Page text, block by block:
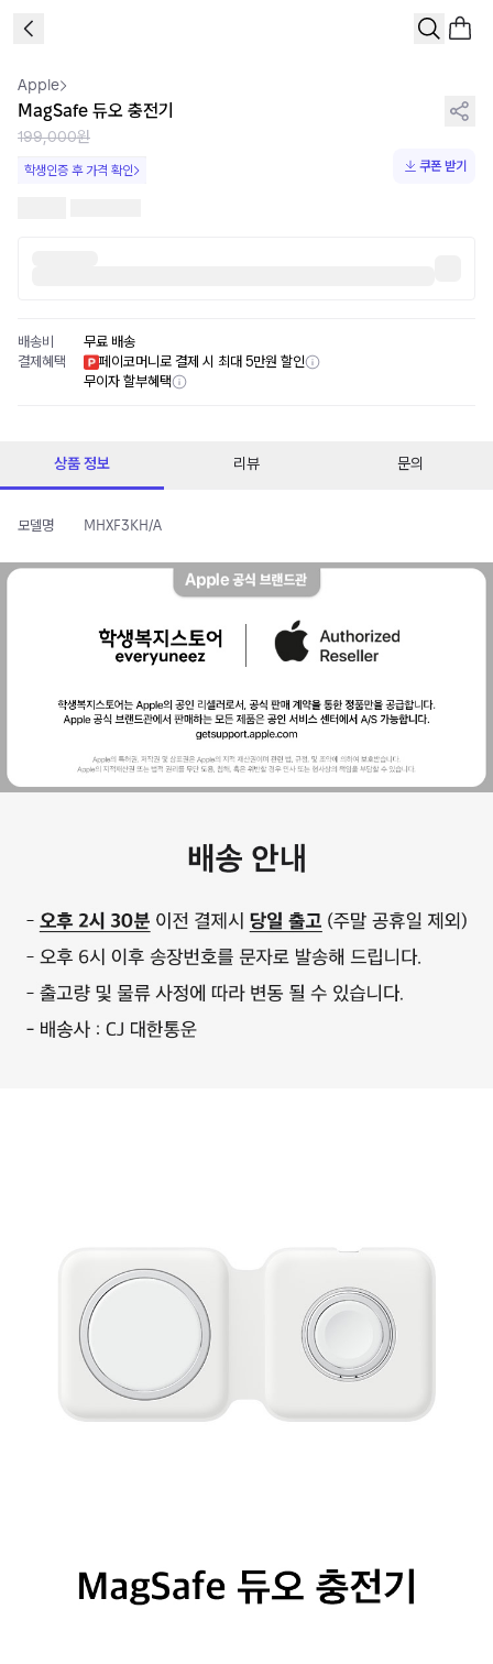
Apple
MagSafe 듀오 충전기
199,000원
학생인증 후 가격 확인 쿠폰 받기
배송비
무료 배송
결제혜택
페이코머니로 결제 시 최대 5만원 할인
무이자 할부혜택
상품 정보 리뷰 문의
모델명 MHXF3KH/A